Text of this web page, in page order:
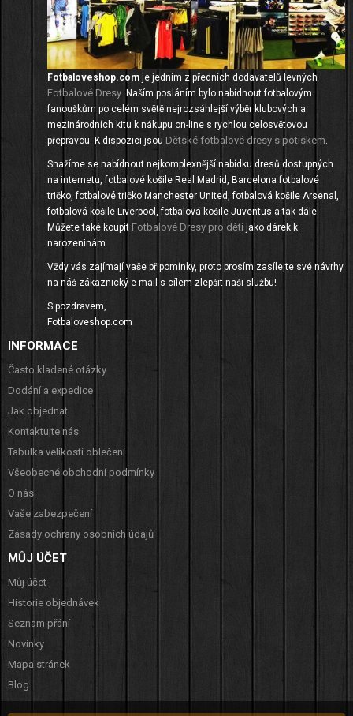
Fotbaloveshop.com je jedním z předních dodavatelů levných
Fotbalové Dresy. Naším posláním bylo nabídnout fotbalovým
fanouškům po celém světě nejrozsáhlejší výběr klubových a
mezinárodních kitu k nákupu on-line s rychlou celosvětovou
přepravou. K dispozici jsou Dětské fotbalové dresy s potiskem.
Snažíme se nabídnout nejkomplexnější nabídku dresů dostupných
na internetu, fotbalové košile Real Madrid, Barcelona fotbalové
tričko, fotbalové tričko Manchester United, fotbalová košile Arsenal,
fotbalová košile Liverpool, fotbalová košile Juventus a tak dále.
Můžete také koupit Fotbalové Dresy pro děti jako dárek k
narozeninám.
Vždy vás zajímají vaše připomínky, proto prosím zasílejte své návrhy
na náš zákaznický e-mail s cílem zlepšit naši službu!
S pozdravem,
Fotbaloveshop.com
INFORMACE
Často kladené otázky
Dodání a expedice
Jak objednat
Kontaktujte nás
Tabulka velikostí oblečení
Všeobecné obchodní podmínky
O nás
Vaše zabezpečení
Zásady ochrany osobních údajů
MŮJ ÚČET
Můj účet
Historie objednávek
Seznam přání
Novinky
Mapa stránek
Blog